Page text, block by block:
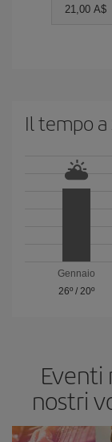
21,00 A$
Il tempo a
Gennaio
26º/ 20º
Eventi
nostri